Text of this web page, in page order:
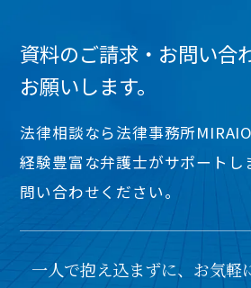
資料のご請求・お問い合
お願いします。
法律相談なら法律事務所MIRAIO
経験豊富な弁護士がサポートし
問い合わせください。
一人で抱え込まずに、お気軽